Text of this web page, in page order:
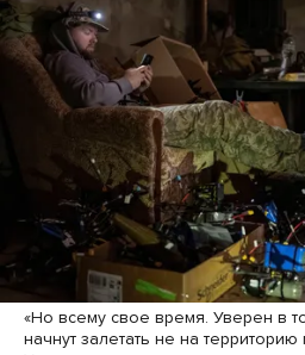
«Но всему свое время. Уверен в
начнут залетать не на